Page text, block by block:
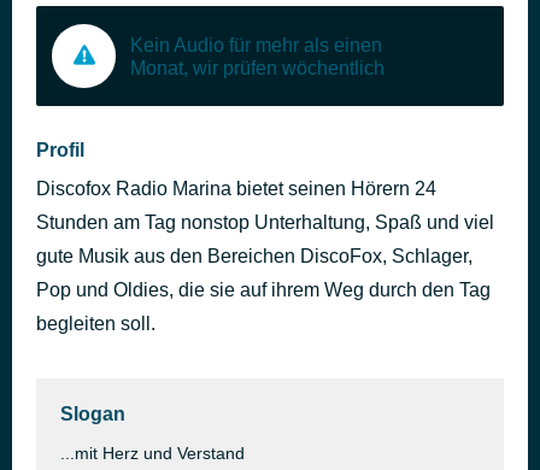
Kein Audio für mehr als einen
Monat, wir prüfen wöchentlich
Profil
Discofox Radio Marina bietet seinen Hörern 24
Stunden am Tag nonstop Unterhaltung, Spaß und viel
gute Musik aus den Bereichen DiscoFox, Schlager,
Pop und Oldies, die sie auf ihrem Weg durch den Tag
begleiten soll.
Slogan
...mit Herz und Verstand